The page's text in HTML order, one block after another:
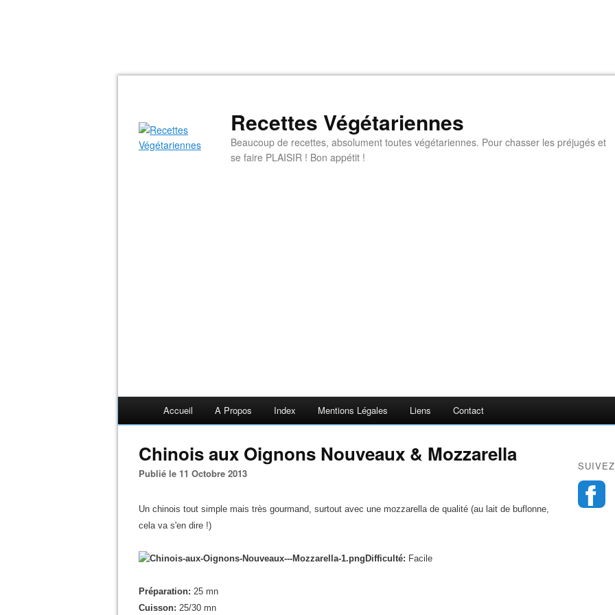
Recettes Végétariennes
Beaucoup de recettes, absolument toutes végétariennes. Pour chasser les préjugés et
se faire PLAISIR ! Bon appétit !
Accueil A Propos Index Mentions Légales Liens Contact
Chinois aux Oignons Nouveaux & Mozzarella
Publié le 11 Octobre 2013
Un chinois tout simple mais très gourmand, surtout avec une mozzarella de qualité (au lait de buflonne,
cela va s'en dire !)
Difficulté: Facile
Préparation: 25 mn
Cuisson: 25/30 mn